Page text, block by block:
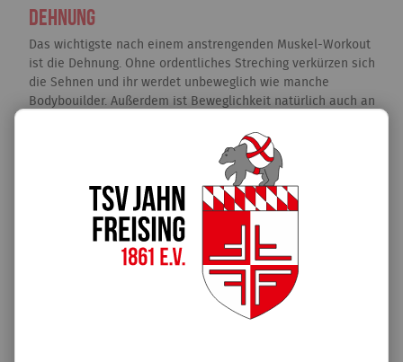
Dehnung
Das wichtigste nach einem anstrengenden Muskel-Workout
ist die Dehnung. Ohne ordentliches Streching verkürzen sich
die Sehnen und ihr werdet unbeweglich wie manche
Bodybouilder. Außerdem ist Beweglichkeit natürlich auch an
und kann einige Übungen vielleicht sogar schneller erlernen.
Wichtig ist bei Dehnungsübungen natürlich, dass ihr euch
vorher gut aufgewärmt habt!